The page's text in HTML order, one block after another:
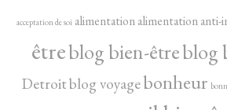
acceptation de soi alimentation alimentation anti-
êtreblog bien-êtreblog
Detroitblog voyagebonheur